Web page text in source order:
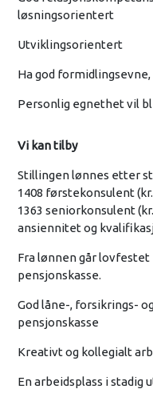
løsningsorientert
Utviklingsorientert
Ha god
Personlig egnethet vil
Vi kan tilby
Stillingen lønnes etter
1408 førstekonsulent
1363 seniorkonsulent
ansiennitet og
Fra lønnen går lovfestet
pensjonskasse.
God låne-, forsikrings-
pensjonskasse
Kreativt og kollegialt
En arbeidsplass i stadig